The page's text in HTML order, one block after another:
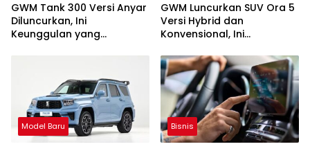
GWM Tank 300 Versi Anyar
Diluncurkan, Ini
Keunggulan yang
GWM Luncurkan SUV Ora 5
Versi Hybrid dan
Konvensional, Ini
Model Baru Bisnis